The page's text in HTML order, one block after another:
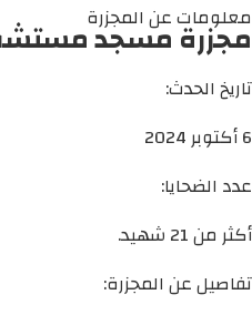
معلومات عن المجزرة
مجزرة مسجد
تاريخ الحدث:
6 أكتوبر 2024
عدد الضحايا:
أكثر من 21 شهيد.
تفاصيل عن المجزرة: